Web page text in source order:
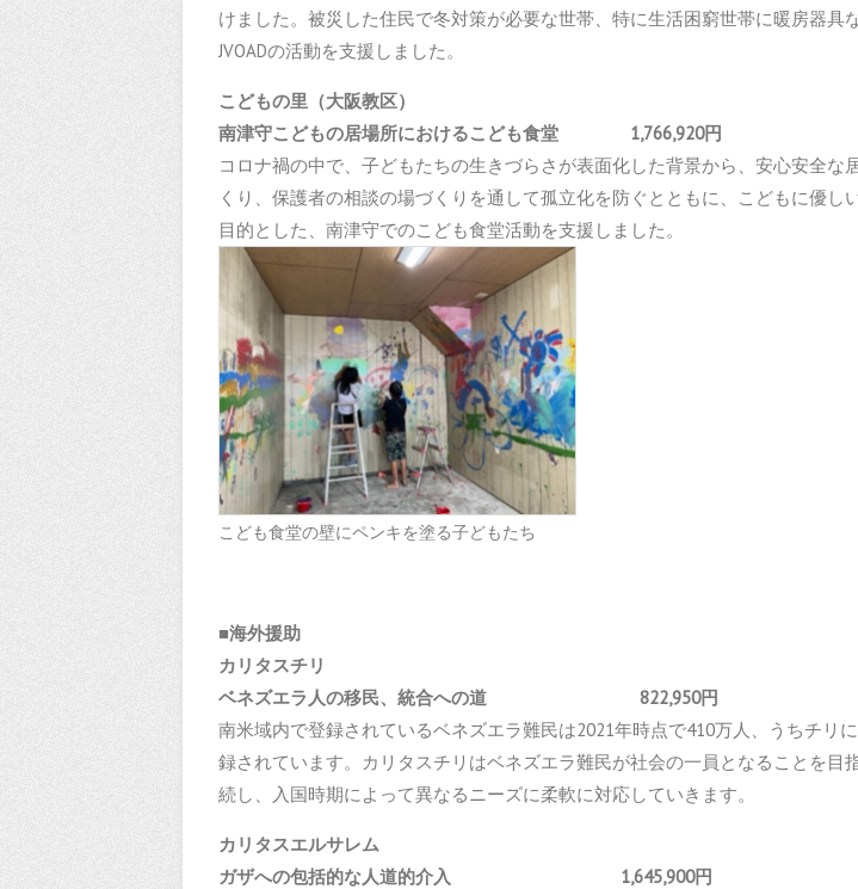
けました。被災した住民で冬対策が必要な世帯、特に生活困窮世帯に暖房器具
JVOADの活動を支援しました。
こどもの里（大阪教区）
南津守こどもの居場所におけるこども食堂 1,766,920円
コロナ禍の中で、子どもたちの生きづらさが表面化した背景から、安心安全な
くり、保護者の相談の場づくりを通して孤立化を防ぐとともに、こどもに優し
目的とした、南津守でのこども食堂活動を支援しました。
こども食堂の壁にペンキを塗る子どもたち
■海外援助
カリタスチリ
ベネズエラ人の移民、統合への道 822,950円
南米域内で登録されているベネズエラ難民は2021年時点で410万人、うちチリ
録されています。カリタスチリはベネズエラ難民が社会の一員となることを目
続し、入国時期によって異なるニーズに柔軟に対応していきます。
カリタスエルサレム
ガザへの包括的な人道的介入 1,645,900円